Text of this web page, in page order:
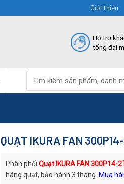
Giới thiệu
Hỗ trợ
tổng đài
kiếm:
QUẠT IKURA FAN
Phân phốiQuạt IKURA FAN 300P14-
hãng quạt, bảo hành 3 tháng. Mua